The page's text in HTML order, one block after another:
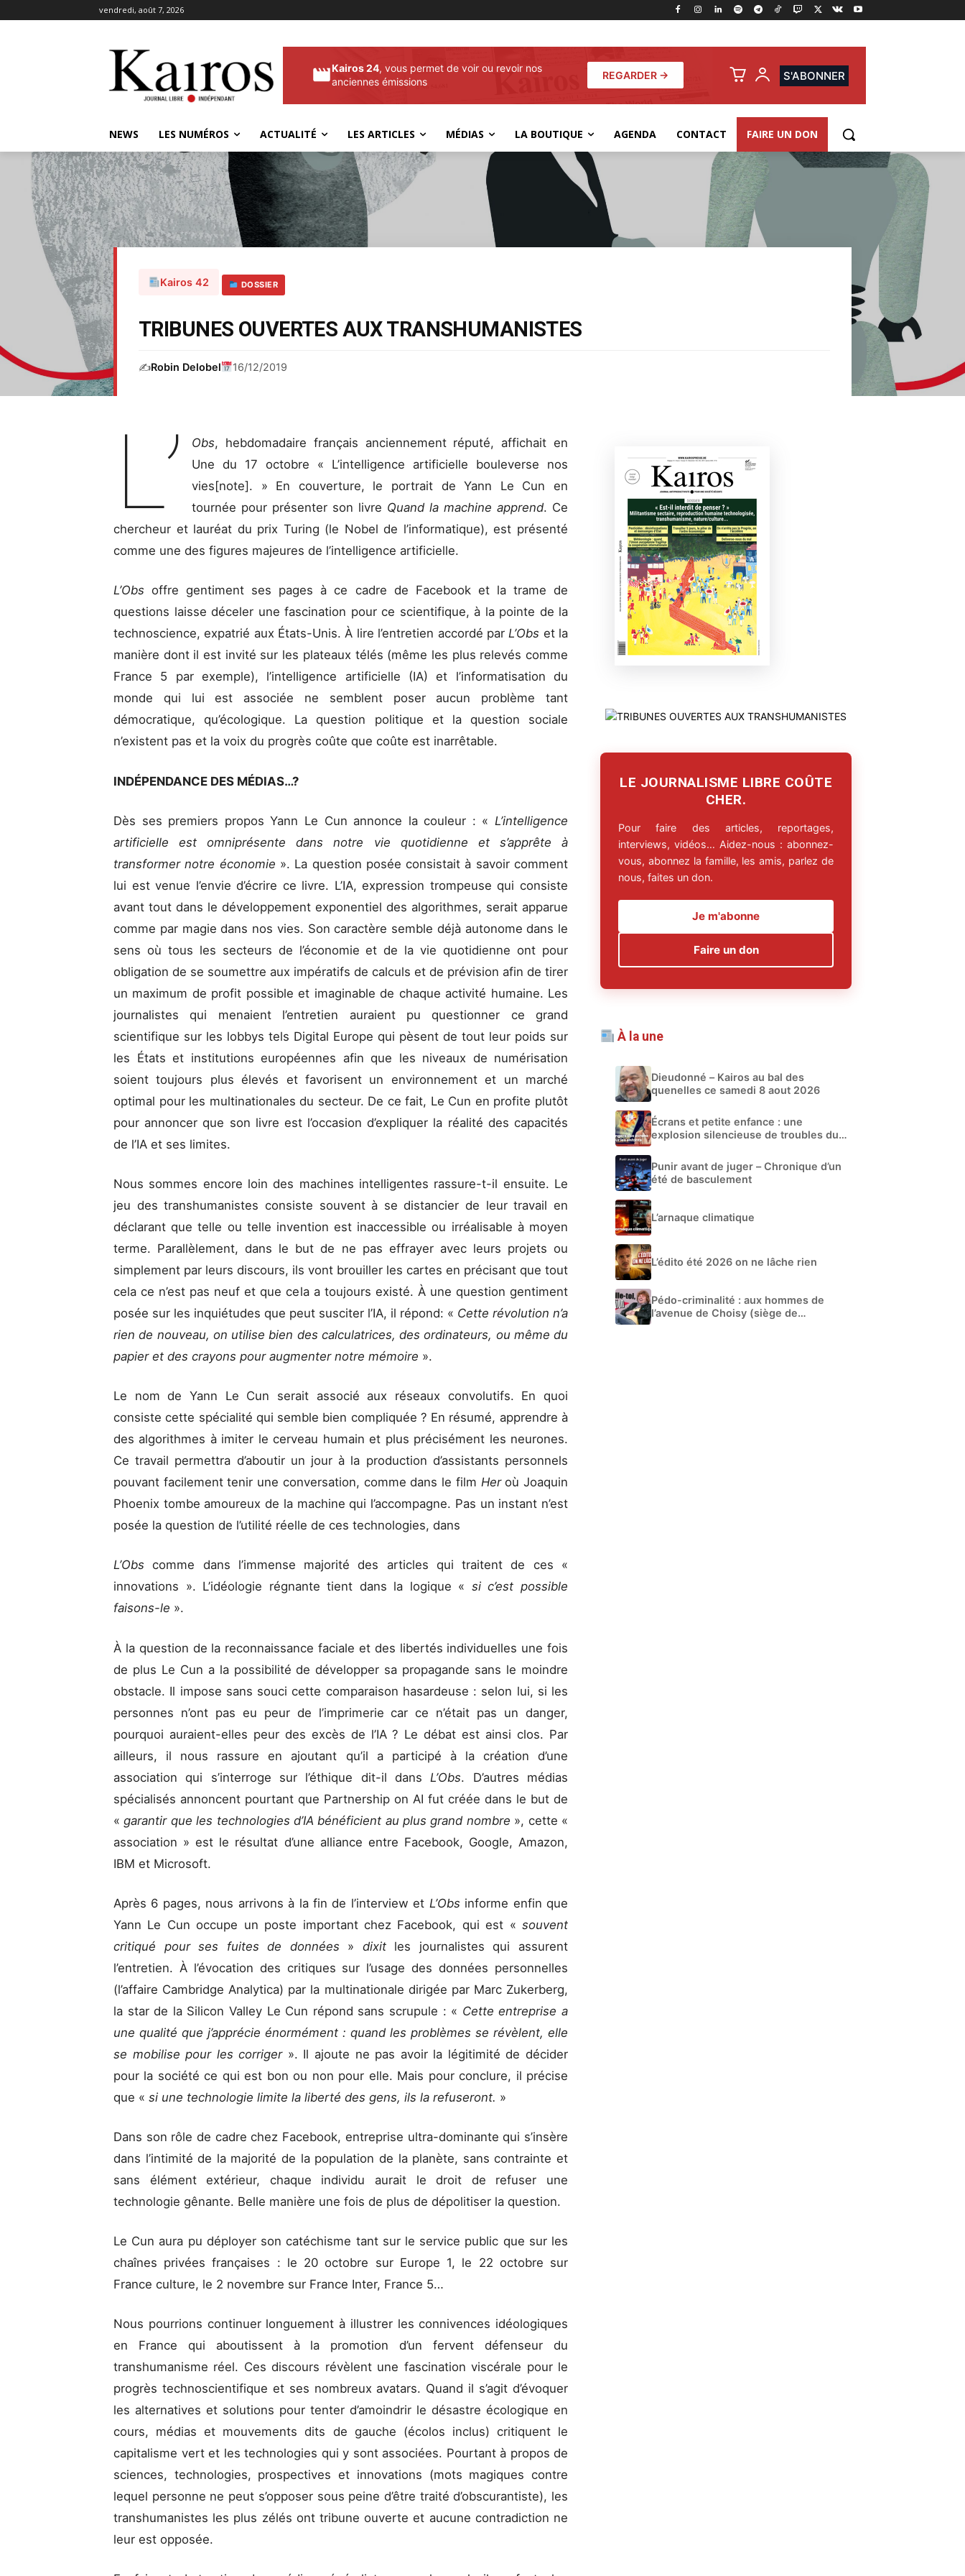
vendredi, août 7, 2026
Kairos 24, vous permet de voir ou revoir nos
anciennes émissions
REGARDER → S'ABONNER
NEWS LES NUMÉROS ACTUALITÉ LES ARTICLES MÉDIAS LA BOUTIQUE AGENDA CONTACT FAIRE UN DON
Kairos 42 DOSSIER
TRIBUNES OUVERTES AUX TRANSHUMANISTES
✍️Robin Delobel 16/12/2019
L’ Obs, hebdomadaire français anciennement réputé, affichait en
Une du 17 octobre « L’intelligence artificielle bouleverse nos
vies[note]. » En couverture, le portrait de Yann Le Cun en
tournée pour présenter son livre Quand la machine apprend. Ce
chercheur et lauréat du prix Turing (le Nobel de l’informatique), est présenté
comme une des figures majeures de l’intelligence artificielle.
L’Obsoffre gentiment ses pages à ce cadre de Facebook et la trame de
questions laisse déceler une fascination pour ce scientifique, à la pointe de la
technoscience, expatrié aux États-Unis. À lire l’entretien accordé parL’Obs et la
manière dont il est invité sur les plateaux télés (même les plus relevés comme
France 5 par exemple), l’intelligence artificielle (IA) et l’informatisation du
monde qui lui est associée ne semblent poser aucun problème tant
démocratique, qu’écologique. La question politique et la question sociale
n’existent pas et la voix du progrès coûte que coûte est inarrêtable.
INDÉPENDANCE DES MÉDIAS…?
Dès ses premiers propos Yann Le Cun annonce la couleur : « L’intelligence
artificielle est omniprésente dans notre vie quotidienne et s’apprête à
transformer notre économie ». La question posée consistait à savoir comment
lui est venue l’envie d’écrire ce livre. L’IA, expression trompeuse qui consiste
avant tout dans le développement exponentiel des algorithmes, serait apparue
comme par magie dans nos vies. Son caractère semble déjà autonome dans le
sens où tous les secteurs de l’économie et de la vie quotidienne ont pour
obligation de se soumettre aux impératifs de calculs et de prévision afin de tirer
un maximum de profit possible et imaginable de chaque activité humaine. Les
journalistes qui menaient l’entretien auraient pu questionner ce grand
scientifique sur les lobbys tels Digital Europe qui pèsent de tout leur poids sur
les États et institutions européennes afin que les niveaux de numérisation
soient toujours plus élevés et favorisent un environnement et un marché
optimal pour les multinationales du secteur. De ce fait, Le Cun en profite plutôt
pour annoncer que son livre est l’occasion d’expliquer la réalité des capacités
de l’IA et ses limites.
Nous sommes encore loin des machines intelligentes rassure-t-il ensuite. Le
jeu des transhumanistes consiste souvent à se distancier de leur travail en
déclarant que telle ou telle invention est inaccessible ou irréalisable à moyen
terme. Parallèlement, dans le but de ne pas effrayer avec leurs projets ou
simplement par leurs discours, ils vont brouiller les cartes en précisant que tout
cela ce n’est pas neuf et que cela a toujours existé. À une question gentiment
posée sur les inquiétudes que peut susciter l’IA, il répond: « Cette révolution n’a
rien de nouveau, on utilise bien des calculatrices, des ordinateurs, ou même du
papier et des crayons pour augmenter notre mémoire ».
Le nom de Yann Le Cun serait associé aux réseaux convolutifs. En quoi
consiste cette spécialité qui semble bien compliquée ? En résumé, apprendre à
des algorithmes à imiter le cerveau humain et plus précisément les neurones.
Ce travail permettra d’aboutir un jour à la production d’assistants personnels
pouvant facilement tenir une conversation, comme dans le film Heroù Joaquin
Phoenix tombe amoureux de la machine qui l’accompagne. Pas un instant n’est
posée la question de l’utilité réelle de ces technologies, dans
L’Obscomme dans l’immense majorité des articles qui traitent de ces «
innovations ». L’idéologie régnante tient dans la logique « si c’est possible
faisons-le ».
À la question de la reconnaissance faciale et des libertés individuelles une fois
de plus Le Cun a la possibilité de développer sa propagande sans le moindre
obstacle. Il impose sans souci cette comparaison hasardeuse : selon lui, si les
personnes n’ont pas eu peur de l’imprimerie car ce n’était pas un danger,
pourquoi auraient-elles peur des excès de l’IA ? Le débat est ainsi clos. Par
ailleurs, il nous rassure en ajoutant qu’il a participé à la création d’une
association qui s’interroge sur l’éthique dit-il dans L’Obs. D’autres médias
spécialisés annoncent pourtant que Partnership on AI fut créée dans le but de
«garantir que les technologies d’IA bénéficient au plus grand nombre », cette «
association » est le résultat d’une alliance entre Facebook, Google, Amazon,
IBM et Microsoft.
Après 6 pages, nous arrivons à la fin de l’interview et L’Obs informe enfin que
Yann Le Cun occupe un poste important chez Facebook, qui est « souvent
critiqué pour ses fuites de données » dixit les journalistes qui assurent
l’entretien. À l’évocation des critiques sur l’usage des données personnelles
(l’affaire Cambridge Analytica) par la multinationale dirigée par Marc Zukerberg,
la star de la Silicon Valley Le Cun répond sans scrupule : « Cette entreprise a
une qualité que j’apprécie énormément : quand les problèmes se révèlent, elle
se mobilise pour les corriger ». Il ajoute ne pas avoir la légitimité de décider
pour la société ce qui est bon ou non pour elle. Mais pour conclure, il précise
que « si une technologie limite la liberté des gens, ils la refuseront. »
Dans son rôle de cadre chez Facebook, entreprise ultra-dominante qui s’insère
dans l’intimité de la majorité de la population de la planète, sans contrainte et
sans élément extérieur, chaque individu aurait le droit de refuser une
technologie gênante. Belle manière une fois de plus de dépolitiser la question.
Le Cun aura pu déployer son catéchisme tant sur le service public que sur les
chaînes privées françaises : le 20 octobre sur Europe 1, le 22 octobre sur
France culture, le 2 novembre sur France Inter, France 5…
Nous pourrions continuer longuement à illustrer les connivences idéologiques
en France qui aboutissent à la promotion d’un fervent défenseur du
transhumanisme réel. Ces discours révèlent une fascination viscérale pour le
progrès technoscientifique et ses nombreux avatars. Quand il s’agit d’évoquer
les alternatives et solutions pour tenter d’amoindrir le désastre écologique en
cours, médias et mouvements dits de gauche (écolos inclus) critiquent le
capitalisme vert et les technologies qui y sont associées. Pourtant à propos de
sciences, technologies, prospectives et innovations (mots magiques contre
lequel personne ne peut s’opposer sous peine d’être traité d’obscurantiste), les
transhumanistes les plus zélés ont tribune ouverte et aucune contradiction ne
leur est opposée.
LE JOURNALISME LIBRE COÛTE
CHER.
Pour faire des articles, reportages,
interviews, vidéos… Aidez-nous : abonnez-
vous, abonnez la famille, les amis, parlez de
nous, faites un don.
Je m'abonne
Faire un don
À la une
Dieudonné – Kairos au bal des
quenelles ce samedi 8 aout 2026
Écrans et petite enfance : une
explosion silencieuse de troubles du
Punir avant de juger – Chronique d’un
été de basculement
L’arnaque climatique
L’édito été 2026 on ne lâche rien
Pédo-criminalité : aux hommes de
l’avenue de Choisy (siège de